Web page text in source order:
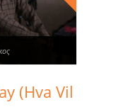
(Hva Vil